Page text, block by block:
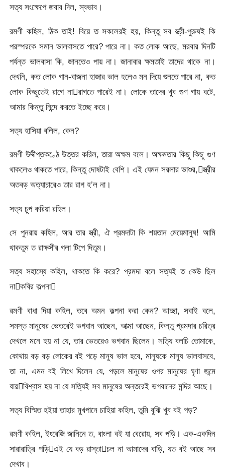
সত্য সংক্ষেপে জবাব দিল, স্বভাব।
রমণী কহিল, ঠিক তাই! বিয়ে ত সকলেরই হয়, কিন্তু সব স্ত্রী-পুরুষই কি
পরস্পরকে সমান ভালবাসতে পারে? পারে না। কত লোক আছে, মরবার দিনটি
পর্যন্ত ভালবাসা কি, জানতেও পায় না। জানাবার ক্ষমতাই তাদের থাকে না।
দেখনি, কত লোক গান-বাজনা হাজার ভাল হলেও মন দিয়ে শুনতে পারে না, কত
লোক কিছুতেই রাগে নারাগতে পারেই না। লোকে তাদের খুব গুণ গায় বটে,
আমার কিন্তু নিন্দে করতে ইচ্ছে করে।
সত্য হাসিয়া বলিল, কেন?
রমণী উদ্দীপ্তকণ্ঠে উত্তর করিল, তারা অক্ষম বলে। অক্ষমতার কিছু কিছু গুণ
থাকলেও থাকতে পারে, কিন্তু দোষটাই বেশি। এই যেমন সরলার ভাশুর,স্ত্রীর
অতবড় অত্যাচারেও তার রাগ হ’ল না।
সত্য চুপ করিয়া রহিল।
সে পুনরায় কহিল, আর তার স্ত্রী, ঐ প্রমদাটা কি শয়তান মেয়েমানুষ! আমি
থাকতুম ত রাক্ষসীর গলা টিপে দিতুম।
সত্য সহাস্যে কহিল, থাকতে কি করে? প্রমদা বলে সত্যই ত কেউ ছিল
নাকবির কল্পনা
রমণী বাধা দিয়া কহিল, তবে অমন কল্পনা করা কেন? আচ্ছা, সবাই বলে,
সমস্ত মানুষের ভেতরেই ভগবান আছেন, আত্মা আছেন, কিন্তু প্রমদার চরিত্র
দেখলে মনে হয় না যে, তার ভেতরেও ভগবান ছিলেন। সত্যি বলচি তোমাকে,
কোথায় বড় বড় লোকের বই পড়ে মানুষ ভাল হবে, মানুষকে মানুষ ভালবাসবে,
তা না, এমন বই লিখে দিলেন যে, পড়লে মানুষের ওপর মানুষের ঘৃণা জন্মে
যায়বিশ্বাস হয় না যে সত্যিই সব মানুষের অন্তরেই ভগবানের মন্দির আছে।
সত্য বিস্মিত হইয়া তাহার মুখপানে চাহিয়া কহিল, তুমি বুঝি খুব বই পড়?
রমণী কহিল, ইংরেজি জানিনে ত, বাংলা বই যা বেরোয়, সব পড়ি। এক-একদিন
সারারাত্রি পড়িএই যে বড় রাস্তাচল না আমাদের বাড়ি, যত বই আছে সব
দেখাব।